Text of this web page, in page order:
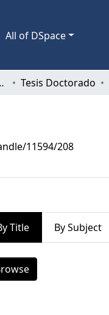
All of DSpace
Tesis Doctorado
11594/208
Title By Subject